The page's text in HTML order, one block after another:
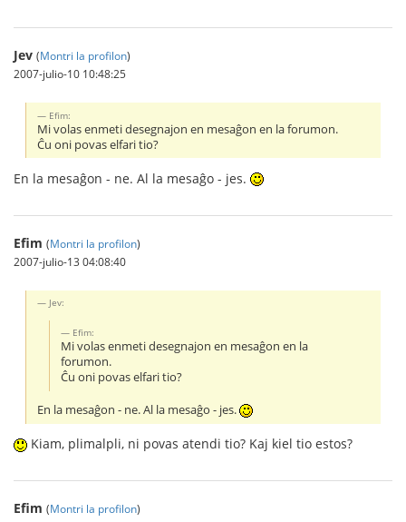
Jev (Montri la profilon)
2007-julio-10 10:48:25
Efim:
Mi volas enmeti desegnajon en mesaĝon en la forumon.
Ĉu oni povas elfari tio?
En la mesaĝon - ne. Al la mesaĝo - jes.
Efim (Montri la profilon)
2007-julio-13 04:08:40
Jev:
Efim:
Mi volas enmeti desegnajon en mesaĝon en la
forumon.
Ĉu oni povas elfari tio?
En la mesaĝon - ne. Al la mesaĝo - jes.
Kiam, plimalpli, ni povas atendi tio? Kaj kiel tio estos?
Efim (Montri la profilon)